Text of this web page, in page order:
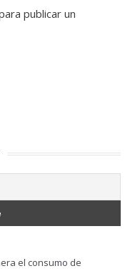
publicar un
el consumo de